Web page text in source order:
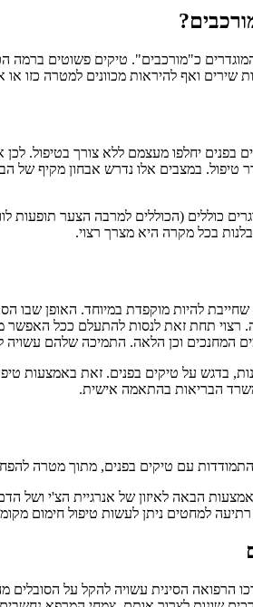
כ"מורכבים". טיקים פשוטים
שירים ואף להיראות מכוונים למטרה כזו או
בפנים יחלפו מעצמם ללא צורך בטיפול.
טיפול. במצבים אלו נדרש אבחון מקיף של
כוללים (הכוללים למרבה הצער תופעות
בכל מקרה היא מצרך רצוי.
להיות מוקפדת במיוחד. האופן שבו
תחת זאת לנסות להתעלם ככל האפשר
המחנכים וכן הלאה. התמיכה שלהם עשויה
בדגש על טיקים בפנים. זאת
משרד הבריאות בהתאמה אישית.
עם טיקים בפנים, מתוך מטרה
הבאה לאיזון של אנרגיית הצ'י ושל
למחטים ניתן לעשות טיפול חימום
הרפואה הסינית עשויה להקל על הסובלים